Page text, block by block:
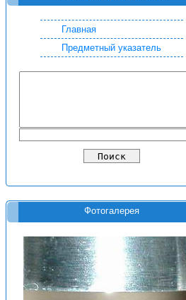
Главная
Предметный указатель
Фотогалерея